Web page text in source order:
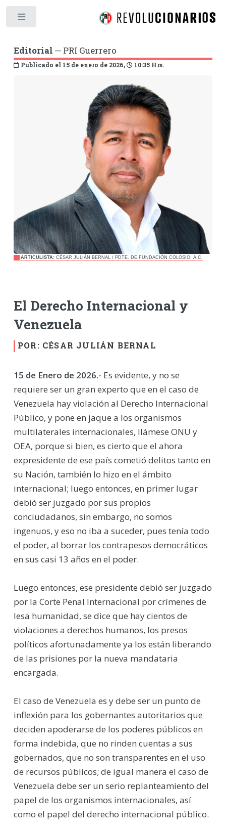
Editorial ─ PRI Guerrero
Publicado el 15 de enero de 2026, 10:35 Hrs.
El Derecho Internacional y
Venezuela
POR: CÉSAR JULIÁN BERNAL
15 de Enero de 2026.- Es evidente, y no se
requiere ser un gran experto que en el caso de
Venezuela hay violación al Derecho Internacional
Público, y pone en jaque a los organismos
multilaterales internacionales, llámese ONU y
OEA, porque si bien, es cierto que el ahora
expresidente de ese país cometió delitos tanto en
su Nación, también lo hizo en el ámbito
internacional; luego entonces, en primer lugar
debió ser juzgado por sus propios
conciudadanos, sin embargo, no somos
ingenuos, y eso no iba a suceder, pues tenía todo
el poder, al borrar los contrapesos democráticos
en sus casi 13 años en el poder.
Luego entonces, ese presidente debió ser juzgado
por la Corte Penal Internacional por crímenes de
lesa humanidad, se dice que hay cientos de
violaciones a derechos humanos, los presos
políticos afortunadamente ya los están liberando
de las prisiones por la nueva mandataria
encargada.
El caso de Venezuela es y debe ser un punto de
inflexión para los gobernantes autoritarios que
deciden apoderarse de los poderes públicos en
forma indebida, que no rinden cuentas a sus
gobernados, que no son transparentes en el uso
de recursos públicos; de igual manera el caso de
Venezuela debe ser un serio replanteamiento del
papel de los organismos internacionales, así
como el papel del derecho internacional público.
ARTICULISTA:CÉSAR JULIÁN BERNAL / PDTE. DE FUNDACIÓN COLOSIO, A.C.